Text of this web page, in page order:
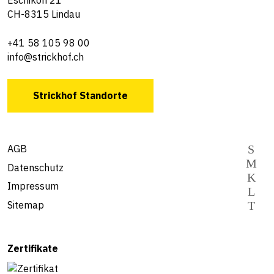
CH-8315 Lindau
+41 58 105 98 00
info@strickhof.ch
Strickhof Standorte
AGB
Datenschutz
Impressum
Sitemap
Zertifikate